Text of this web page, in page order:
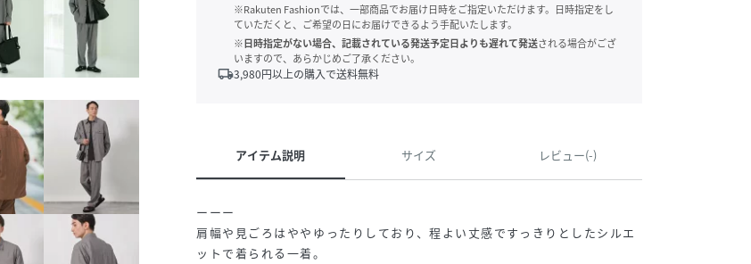
※Rakuten Fashionでは、一部商品でお届け日時をご指定いただけます。日時指定をし
ていただくと、ご希望の日にお届けできるよう手配いたします。
※日時指定がない場合、記載されている発送予定日よりも遅れて発送される場合がござ
いますので、あらかじめご了承ください。
local_shipping3,980円以上の購入で送料無料
アイテム説明 サイズ レビュー(-)
ーーー
肩幅や見ごろはややゆったりしており、程よい丈感ですっきりとしたシルエ
ットで着られる一着。